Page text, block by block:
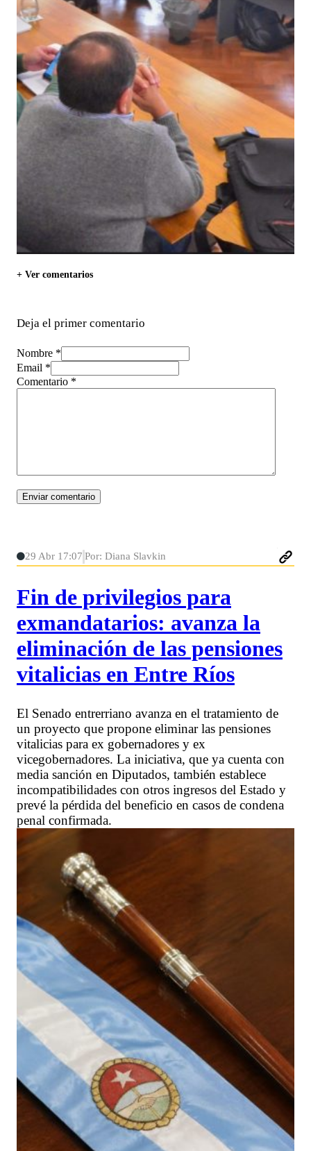
+ Ver comentarios
Deja el primer comentario
Nombre *
Email *
Comentario *
29 Abr 17:07 Por: Diana Slavkin
Fin de privilegios para
exmandatarios: avanza la
eliminación de las pensiones
vitalicias en Entre Ríos
El Senado entrerriano avanza en el tratamiento de
un proyecto que propone eliminar las pensiones
vitalicias para ex gobernadores y ex
vicegobernadores. La iniciativa, que ya cuenta con
media sanción en Diputados, también establece
incompatibilidades con otros ingresos del Estado y
prevé la pérdida del beneficio en casos de condena
penal confirmada.